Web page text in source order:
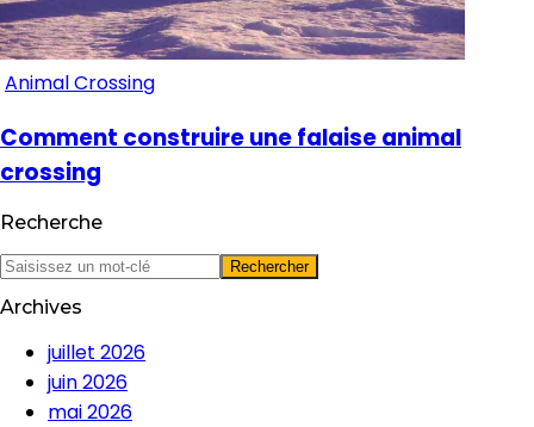
Animal Crossing
Comment construire une falaise animal
crossing
Recherche
Archives
juillet 2026
juin 2026
mai 2026